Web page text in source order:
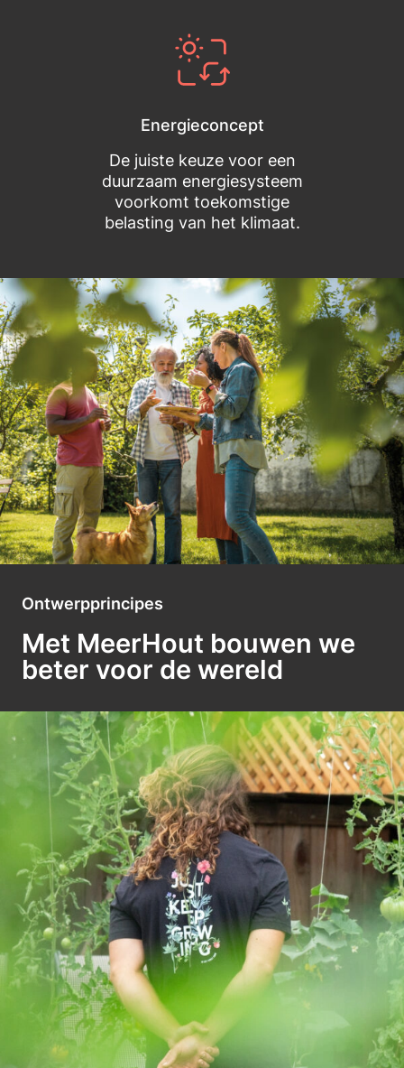
Energieconcept
De juiste keuze voor een
duurzaam energiesysteem
voorkomt toekomstige
belasting van het klimaat.
Ontwerpprincipes
Met MeerHout bouwen we
beter voor de wereld